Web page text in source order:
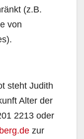
(z.B.
von
steht Judith
Alter der
2213 oder
zur